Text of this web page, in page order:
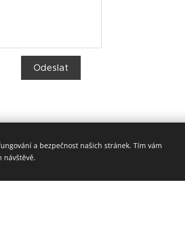
Odeslat
a bezpečnost našich stránek. Tím vám
návštěvě.